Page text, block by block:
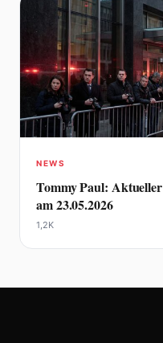
NEWS
Tommy Paul:
am 23.05.2026
1,2K